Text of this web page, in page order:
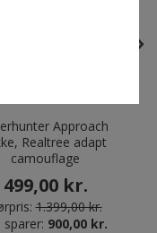
Approach
Realtree adapt
camouflage
499,00 kr.
1.399,00 kr.
sparer: 900,00 kr.